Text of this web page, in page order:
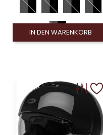
IN DEN WARENKORB